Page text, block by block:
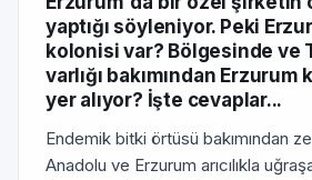
yaptığı söyleniyor. Peki
kolonisi var? Bölgesinde ve
varlığı bakımından Erzurum
yer alıyor? İşte cevaplar...
Endemik bitki örtüsü bakımından
Anadolu ve Erzurum arıcılıkla